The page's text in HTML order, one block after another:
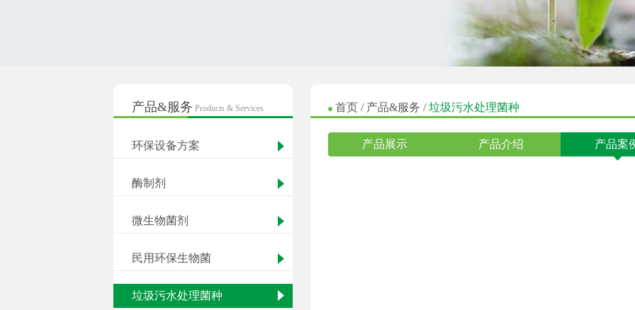
产品&服务 Products & Services
环保设备方案
酶制剂
微生物菌剂
民用环保生物菌
垃圾污水处理菌种
首页 / 产品&服务 /垃圾污水处理菌种
产品展示 产品介绍 产品案